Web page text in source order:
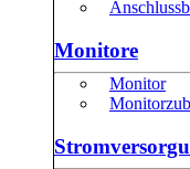
Monitore
Monitor